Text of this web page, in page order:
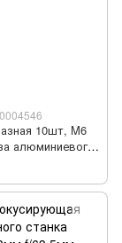
10шт, M6
алюминиевого